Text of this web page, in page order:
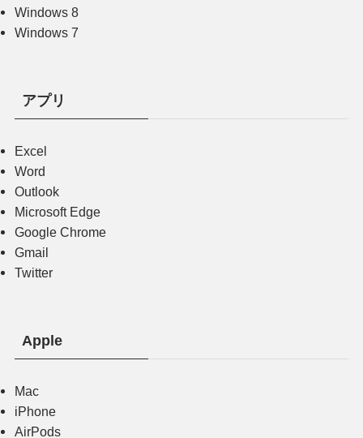
Windows 8
Windows 7
アプリ
Excel
Word
Outlook
Microsoft Edge
Google Chrome
Gmail
Twitter
Apple
Mac
iPhone
AirPods